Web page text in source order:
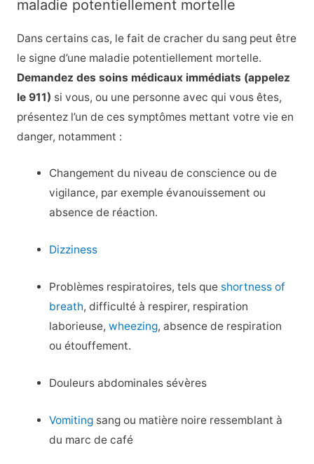
maladie potentiellement mortelle
Dans certains cas, le fait de cracher du sang peut être
le signe d’une maladie potentiellement mortelle.
Demandez des soins médicaux immédiats (appelez
le 911) si vous, ou une personne avec qui vous êtes,
présentez l’un de ces symptômes mettant votre vie en
danger, notamment :
Changement du niveau de conscience ou de
vigilance, par exemple évanouissement ou
absence de réaction.
Dizziness
Problèmes respiratoires, tels que shortness of
breath, difficulté à respirer, respiration
laborieuse,wheezing, absence de respiration
ou étouffement.
Douleurs abdominales sévères
Vomiting sang ou matière noire ressemblant à
du marc de café